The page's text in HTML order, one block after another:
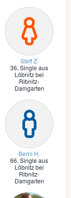
Steff Z.
36, Single aus
Löbnitz bei
Ribnitz-
Damgarten
Berni H.
66, Single aus
Löbnitz bei
Ribnitz-
Damgarten